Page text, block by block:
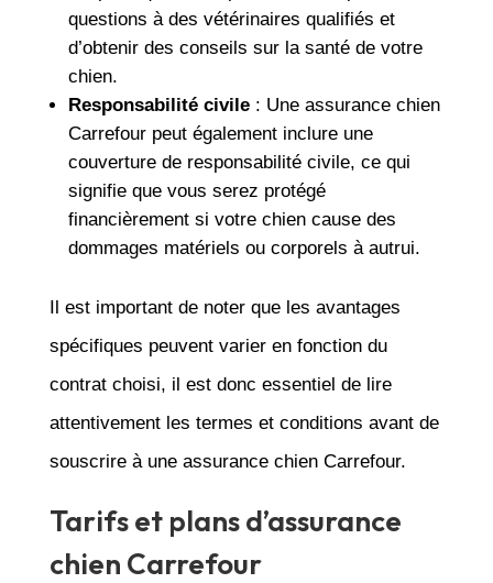
questions à des vétérinaires qualifiés et
d’obtenir des conseils sur la santé de votre
chien.
Responsabilité civile: Une assurance chien
Carrefour peut également inclure une
couverture de responsabilité civile, ce qui
signifie que vous serez protégé
financièrement si votre chien cause des
dommages matériels ou corporels à autrui.
Il est important de noter que les avantages
spécifiques peuvent varier en fonction du
contrat choisi, il est donc essentiel de lire
attentivement les termes et conditions avant de
souscrire à une assurance chien Carrefour.
Tarifs et plans d’assurance
chien Carrefour